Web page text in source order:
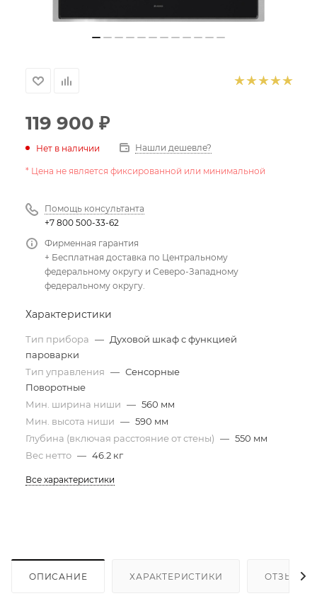
119 900 ₽
Нет в наличии Нашли дешевле?
* Цена не является фиксированной или минимальной
Помощь консультанта
+7 800 500-33-62
Фирменная гарантия
+ Бесплатная доставка по Центральному
федеральному округу и Северо-Западному
федеральному округу.
Характеристики
Тип прибора — Духовой шкаф с функцией
пароварки
Тип управления — Сенсорные
Поворотные
Мин. ширина ниши — 560 мм
Мин. высота ниши — 590 мм
Глубина (включая расстояние от стены) — 550 мм
Вес нетто — 46.2 кг
Все характеристики
ОПИСАНИЕ ХАРАКТЕРИСТИКИ ОТЗЫВЫ